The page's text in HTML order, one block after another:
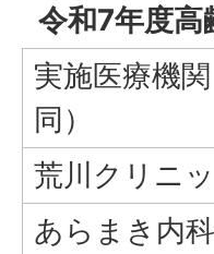
令和7年度
実施医療機
同）
荒川クリニ
あらまき内